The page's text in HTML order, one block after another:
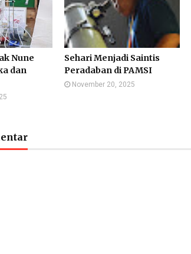
Nune
dan
Sehari Menjadi Saintis
Peradaban di PAMSI
November 20, 2025